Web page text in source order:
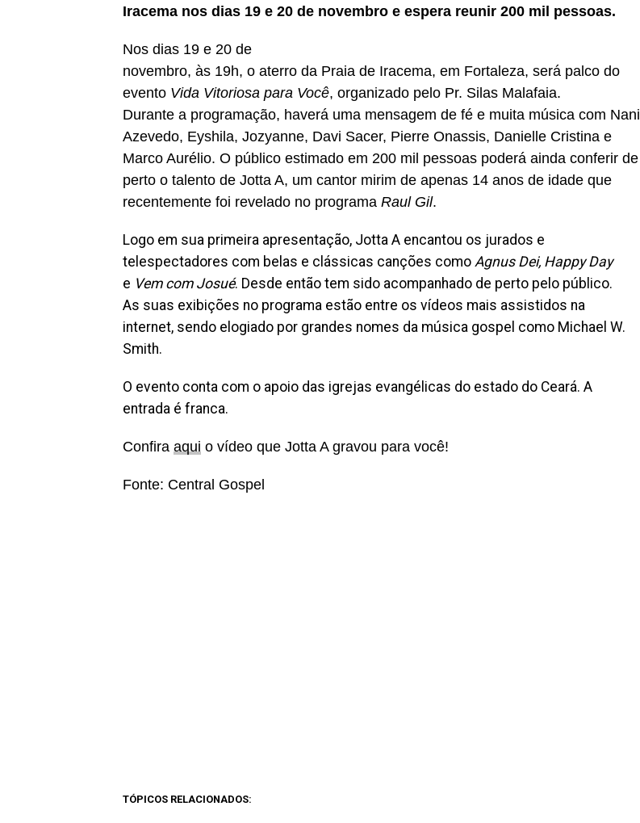
Iracema nos dias 19 e 20 de novembro e espera reunir 200 mil pessoas.
Nos dias 19 e 20 de
novembro, às 19h, o aterro da Praia de Iracema, em Fortaleza, será palco do
evento Vida Vitoriosa para Você, organizado pelo Pr. Silas Malafaia.
Durante a programação, haverá uma mensagem de fé e muita música com Nani
Azevedo, Eyshila, Jozyanne, Davi Sacer, Pierre Onassis, Danielle Cristina e
Marco Aurélio. O público estimado em 200 mil pessoas poderá ainda conferir de
perto o talento de Jotta A, um cantor mirim de apenas 14 anos de idade que
recentemente foi revelado no programa Raul Gil.
Logo em sua primeira apresentação, Jotta A encantou os jurados e
telespectadores com belas e clássicas canções como Agnus Dei, Happy Day
e Vem com Josué. Desde então tem sido acompanhado de perto pelo público.
As suas exibições no programa estão entre os vídeos mais assistidos na
internet, sendo elogiado por grandes nomes da música gospel como Michael W.
Smith.
O evento conta com o apoio das igrejas evangélicas do estado do Ceará. A
entrada é franca.
Confira aqui o vídeo que Jotta A gravou para você!
Fonte: Central Gospel
TÓPICOS RELACIONADOS: